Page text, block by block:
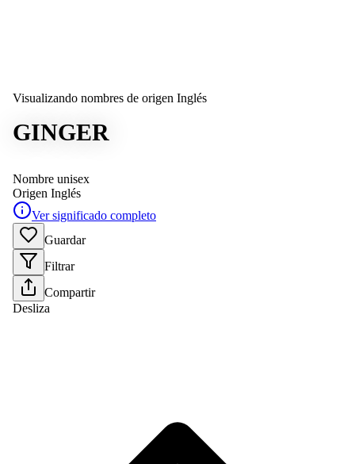
Visualizando nombres de origen Inglés
GINGER
Nombre unisex
Origen Inglés
Ver significado completo
Guardar
Filtrar
Compartir
Desliza